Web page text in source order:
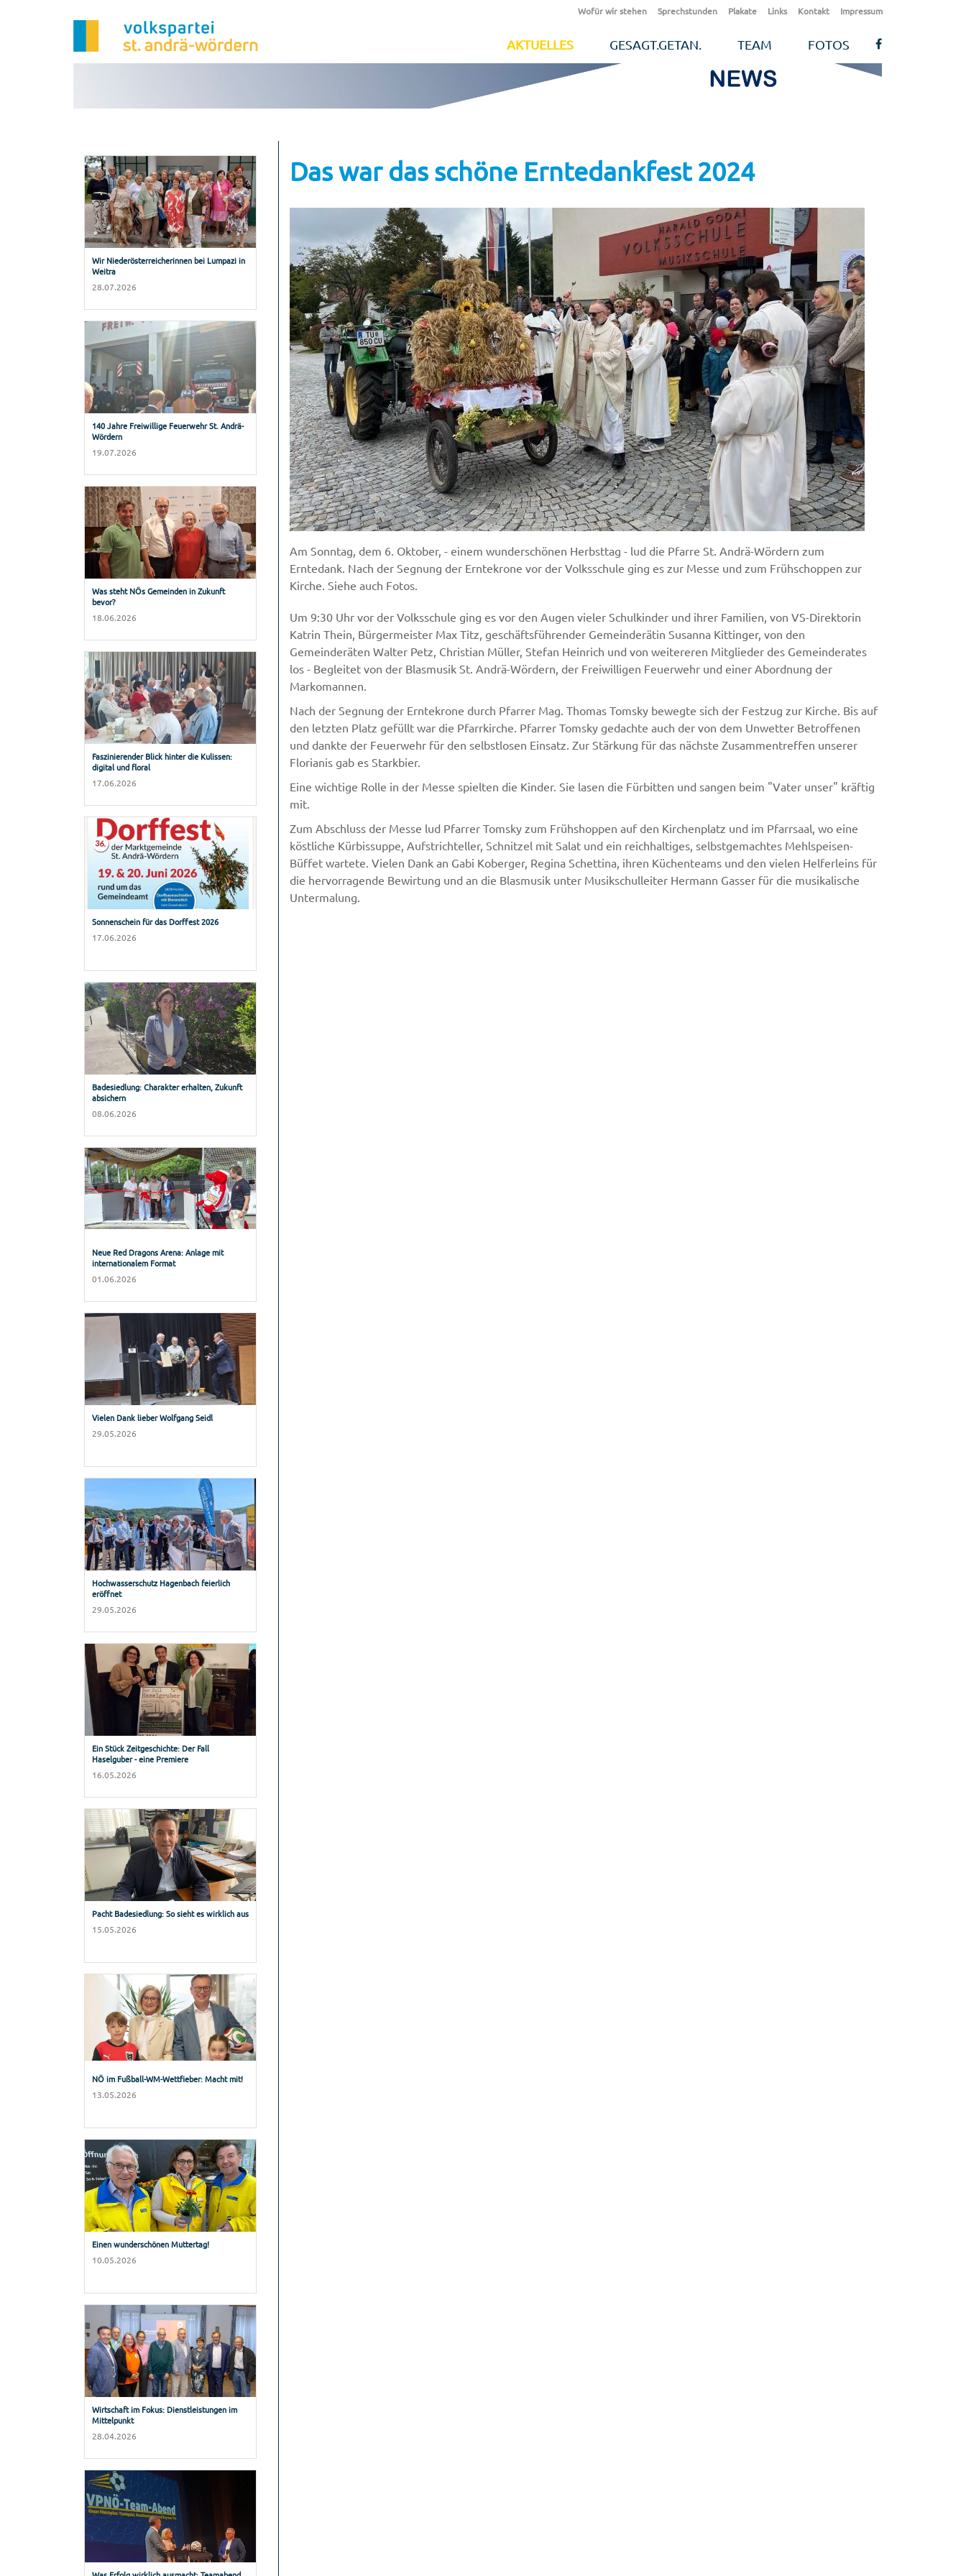
Wofür wir stehen Sprechstunden Plakate Links Kontakt Impressum
AKTUELLES GESAGT.GETAN. TEAM FOTOS
Wir Niederösterreicherinnen bei Lumpazi in
Weitra
28.07.2026
140 Jahre Freiwillige Feuerwehr St. Andrä-
Wördern
19.07.2026
Was steht NÖs Gemeinden in Zukunft
bevor?
18.06.2026
Faszinierender Blick hinter die Kulissen:
digital und floral
17.06.2026
Sonnenschein für das Dorffest 2026
17.06.2026
Badesiedlung: Charakter erhalten, Zukunft
absichern
08.06.2026
Neue Red Dragons Arena: Anlage mit
internationalem Format
01.06.2026
Vielen Dank lieber Wolfgang Seidl
29.05.2026
Hochwasserschutz Hagenbach feierlich
eröffnet
29.05.2026
Ein Stück Zeitgeschichte: Der Fall
Haselguber - eine Premiere
16.05.2026
Pacht Badesiedlung: So sieht es wirklich aus
15.05.2026
NÖ im Fußball-WM-Wettfieber: Macht mit!
13.05.2026
Einen wunderschönen Muttertag!
10.05.2026
Wirtschaft im Fokus: Dienstleistungen im
Mittelpunkt
28.04.2026
Das war das schöne Erntedankfest 2024
Am Sonntag, dem 6. Oktober, - einem wunderschönen Herbsttag - lud die Pfarre St. Andrä-Wördern zum
Erntedank. Nach der Segnung der Erntekrone vor der Volksschule ging es zur Messe und zum Frühschoppen zur
Kirche. Siehe auch Fotos.
Um 9:30 Uhr vor der Volksschule ging es vor den Augen vieler Schulkinder und ihrer Familien, von VS-Direktorin
Katrin Thein, Bürgermeister Max Titz, geschäftsführender Gemeinderätin Susanna Kittinger, von den
Gemeinderäten Walter Petz, Christian Müller, Stefan Heinrich und von weitereren Mitglieder des Gemeinderates
los - Begleitet von der Blasmusik St. Andrä-Wördern, der Freiwilligen Feuerwehr und einer Abordnung der
Markomannen.
Nach der Segnung der Erntekrone durch Pfarrer Mag. Thomas Tomsky bewegte sich der Festzug zur Kirche. Bis auf
den letzten Platz gefüllt war die Pfarrkirche. Pfarrer Tomsky gedachte auch der von dem Unwetter Betroffenen
und dankte der Feuerwehr für den selbstlosen Einsatz. Zur Stärkung für das nächste Zusammentreffen unserer
Florianis gab es Starkbier.
Eine wichtige Rolle in der Messe spielten die Kinder. Sie lasen die Fürbitten und sangen beim "Vater unser" kräftig
mit.
Zum Abschluss der Messe lud Pfarrer Tomsky zum Frühshoppen auf den Kirchenplatz und im Pfarrsaal, wo eine
köstliche Kürbissuppe, Aufstrichteller, Schnitzel mit Salat und ein reichhaltiges, selbstgemachtes Mehlspeisen-
Büffet wartete. Vielen Dank an Gabi Koberger, Regina Schettina, ihren Küchenteams und den vielen Helferleins für
die hervorragende Bewirtung und an die Blasmusik unter Musikschulleiter Hermann Gasser für die musikalische
Untermalung.